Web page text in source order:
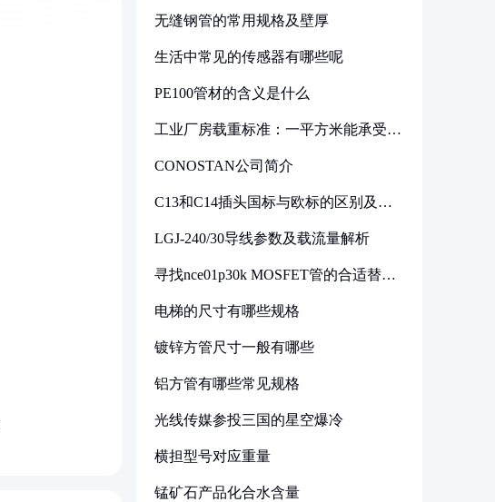
无缝钢管的常用规格及壁厚
生活中常见的传感器有哪些呢
PE100管材的含义是什么
工业厂房载重标准：一平方米能承受多
CONOSTAN公司简介
C13和C14插头国标与欧标的区别及其
LGJ-240/30导线参数及载流量解析
寻找nce01p30k MOSFET管的合适替代
电梯的尺寸有哪些规格
镀锌方管尺寸一般有哪些
铝方管有哪些常见规格
光线传媒参投三国的星空爆冷
横担型号对应重量
锰矿石产品化合水含量